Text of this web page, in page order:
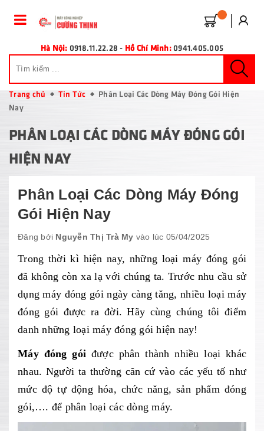
Hà Nội: 0918.11.22.28 - Hồ Chí Minh: 0941.405.005
Trang chủ Tin Tức
Phân Loại Các Dòng Máy Đóng Gói Hiện
Nay
PHÂN LOẠI CÁC DÒNG MÁY ĐÓNG GÓI
HIỆN NAY
Phân Loại Các Dòng Máy Đóng
Gói Hiện Nay
Đăng bởi Nguyễn Thị Trà My vào lúc 05/04/2025
Trong thời kì hiện nay, những loại máy đóng gói
đã không còn xa lạ với chúng ta. Trước nhu cầu sử
dụng máy đóng gói ngày càng tăng, nhiều loại máy
đóng gói được ra đời. Hãy cùng chúng tôi điểm
danh những loại máy đóng gói hiện nay!
Máy đóng gói được phân thành nhiều loại khác
nhau. Người ta thường căn cứ vào các yếu tố như
mức độ tự động hóa, chức năng, sản phẩm đóng
gói,…. để phân loại các dòng máy.